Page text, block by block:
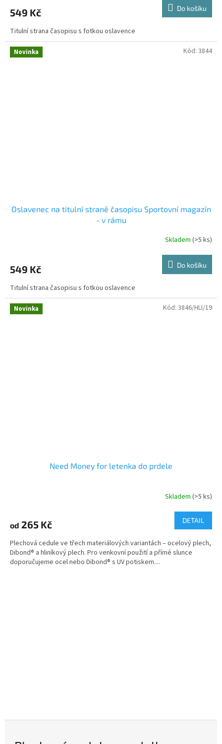
549 Kč Do košíku
Titulní strana časopisu s fotkou oslavence
Novinka
Oslavenec na titulní straně časopisu Sportovní magazín
- v rámu
Skladem (>5 ks)
549 Kč Do košíku
Titulní strana časopisu s fotkou oslavence
Kód: 3844
Novinka
Need Money for letenka do prdele
Skladem (>5 ks)
od 265 Kč DETAIL
Plechová cedule ve třech materiálových variantách – ocelový plech,
Dibond® a hliníkový plech. Pro venkovní použití a přímé slunce
doporučujeme ocel nebo Dibond® s UV potiskem....
Kód: 3846/HLI/19